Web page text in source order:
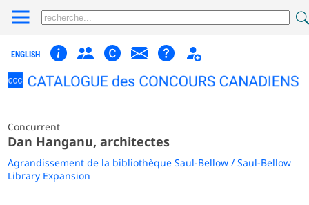
ENGLISH
Concurrent
Dan Hanganu, architectes
Agrandissement de la bibliothèque Saul-Bellow / Saul-Bellow
Library Expansion